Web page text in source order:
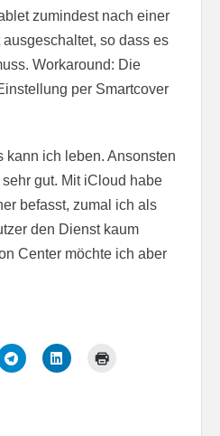
zumindest nach einer
so dass es
Workaround: Die
per Smartcover
kann ich leben. Ansonsten
gut. Mit iCloud habe
befasst, zumal ich als
den Dienst kaum
Center möchte ich aber